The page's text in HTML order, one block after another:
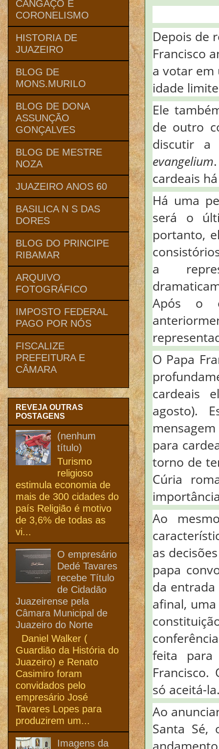
Depois de
Francisco
a votar em
idade
Ele
de outro
discutir a
evangelium
cardeais
Há uma
será o
portanto,
a
Após o
O Papa
cardeais
agosto).
para
torno de
Cúria
Ao
as
papa
da
afinal,
feita para
só aceitá-
Ao
Santa Sé,
CANGAÇO E
CORONELISMO
HISTORIA DE
JUAZEIRO
BLOG DE
MONS.MURILO
BLOG DE DONA
ASSUNÇÃO
GONÇALVES
BLOG DE MESTRE
NOZA
JUAZEIRO ANOS 60
BASILICA N S DAS
DORES
BLOG DO PRINCIPE
RIBAMAR
ARQUIVO
FOTOGRÁFICO
IMPOSTO FEDERAL
PAGO POR NÓS
FISCALIZE
PREFEITURA E
CÂMARA
REVEJA OUTRAS
POSTAGENS
(nenhum
título)
Turismo
religioso
estimula economia de
mais de 300 cidades do
país Religião é motivo
de 3,6% de todas as
vi...
O empresário
Dedé Tavares
recebe Título
de Cidadão
Juazeirense pela
Câmara Municipal de
Juazeiro do Norte
Daniel Walker (
Guardião da História do
Juazeiro) e Renato
Casimiro foram
convidados pelo
empresário José
Tavares Lopes para
produzirem um...
Imagens da